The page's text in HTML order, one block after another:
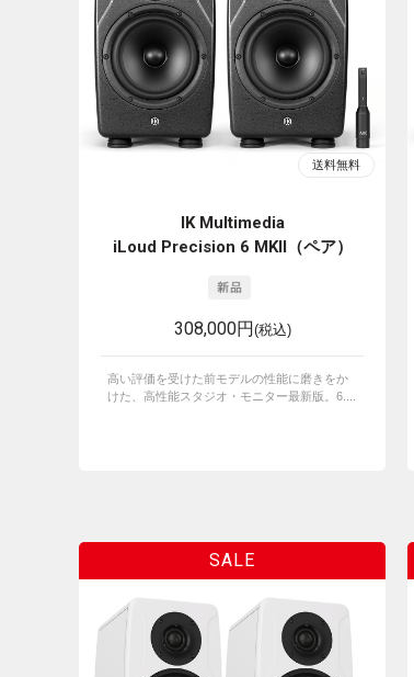
IK Multimedia
iLoud Precision 6 MKII（ペア）
308,000円(税込)
高い評価を受けた前モデルの性能に磨きをか
けた、高性能スタジオ・モニター最新版。6....